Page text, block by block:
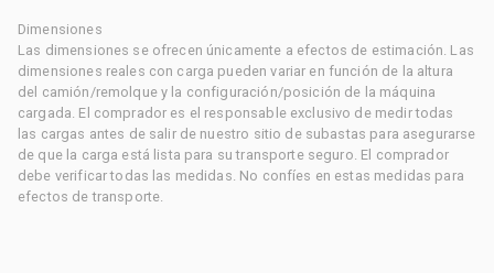
Dimensiones
Las dimensiones se ofrecen únicamente a efectos de estimación. Las
dimensiones reales con carga pueden variar en función de la altura
del camión/remolque y la configuración/posición de la máquina
cargada. El comprador es el responsable exclusivo de medir todas
las cargas antes de salir de nuestro sitio de subastas para asegurarse
de que la carga está lista para su transporte seguro. El comprador
debe verificar todas las medidas. No confíes en estas medidas para
efectos de transporte.